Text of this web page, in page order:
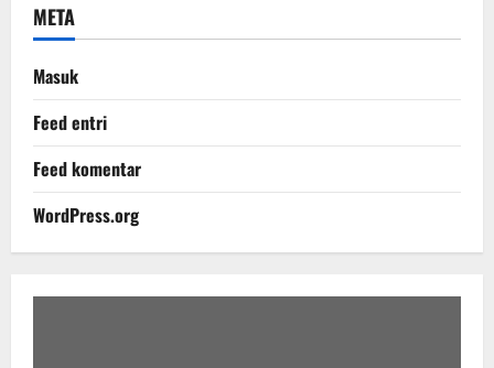
META
Masuk
Feed entri
Feed komentar
WordPress.org